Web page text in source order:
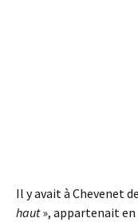
Il y avait à Chevenet
haut», appartenait en